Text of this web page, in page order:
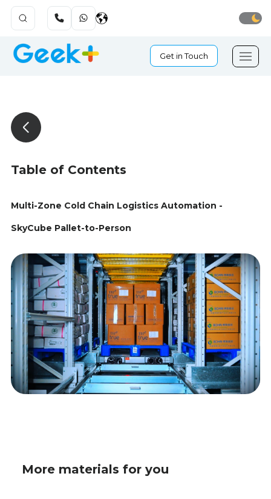
Get in Touch
Table of Contents
Multi-Zone Cold Chain Logistics Automation -
SkyCube Pallet-to-Person
More materials for you